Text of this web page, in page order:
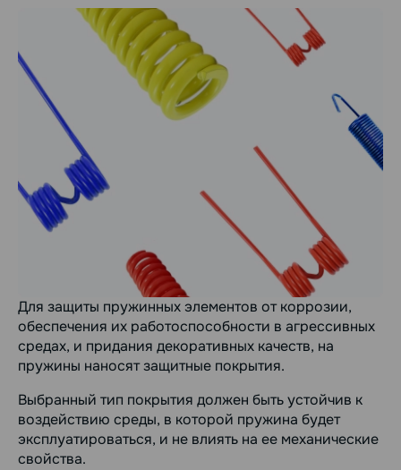
Для защиты пружинных элементов от коррозии,
обеспечения их работоспособности в агрессивных
средах, и придания декоративных качеств, на
пружины наносят защитные покрытия.
Выбранный тип покрытия должен быть устойчив к
воздействию среды, в которой пружина будет
эксплуатироваться, и не влиять на ее механические
свойства.